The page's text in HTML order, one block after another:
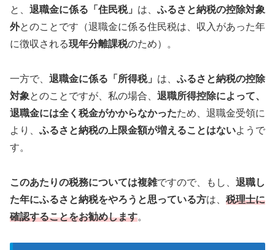
と、 退職金に係る「住民税」 は、 ふるさと納税の控除対象
外とのことです（退職金に係る住民税は、収入があった年
に徴収される現年分離課税のため）。
一方で、 退職金に係る「所得税」 は、 ふるさと納税の控除
対象とのことですが、私の場合、 退職所得控除によって、
退職金には全く税金がかからなかったため、退職金受領に
より、 ふるさと納税の上限金額が増えることはないようで
す。
このあたりの税務については複雑ですので、もし、 退職し
た年にふるさと納税をやろうと思っている方は、 税理士に
確認することをお勧めします。